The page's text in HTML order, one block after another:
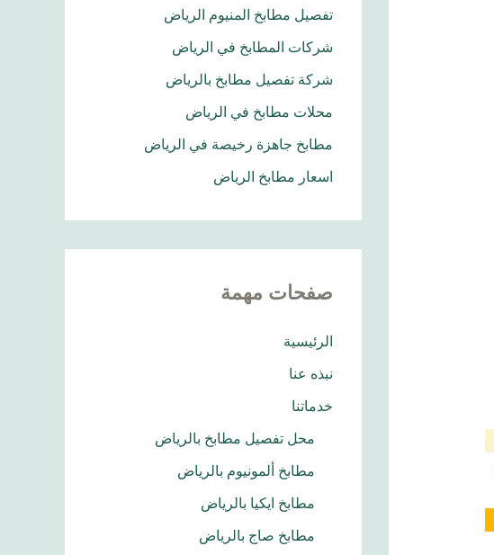
تفصيل مطابخ المنيوم الرياض
شركات المطابخ في الرياض
شركة تفصيل مطابخ بالرياض
محلات مطابخ في الرياض
مطابخ جاهزة رخيصة في الرياض
اسعار مطابخ الرياض
صفحات مهمة
الرئيسية
نبذه عنا
خدماتنا
محل تفصيل مطابخ بالرياض
مطابخ ألمونيوم بالرياض
مطابخ ايكيا بالرياض
مطابخ صاج بالرياض